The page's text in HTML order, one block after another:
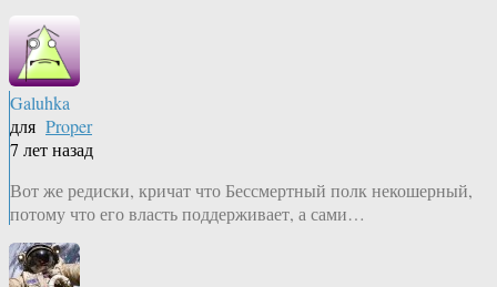
Galuhka
для Proper
7 лет назад
Вот же редиски, кричат что Бессмертный полк некошерный,
потому что его власть поддерживает, а сами…